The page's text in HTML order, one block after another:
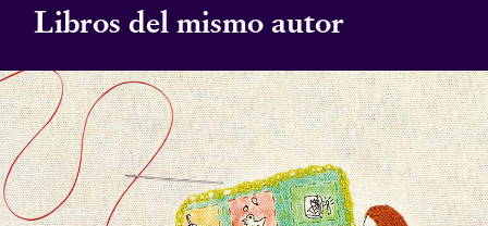
Libros del mismo autor